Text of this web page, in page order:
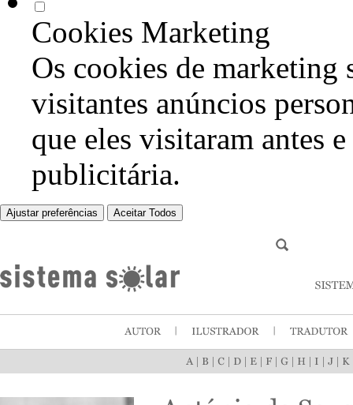
Cookies Marketing
Os cookies de marketing
visitantes anúncios
que eles visitaram antes
publicitária.
Ajustar preferências Aceitar Todos